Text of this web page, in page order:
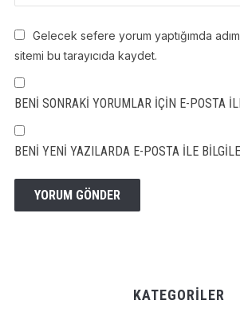
Gelecek sefere yorum yaptığımda
sitemi bu tarayıcıda kaydet.
BENI SONRAKI YORUMLAR IÇIN E-POSTA
BENI YENI YAZILARDA E-POSTA ILE
KATEGORILER